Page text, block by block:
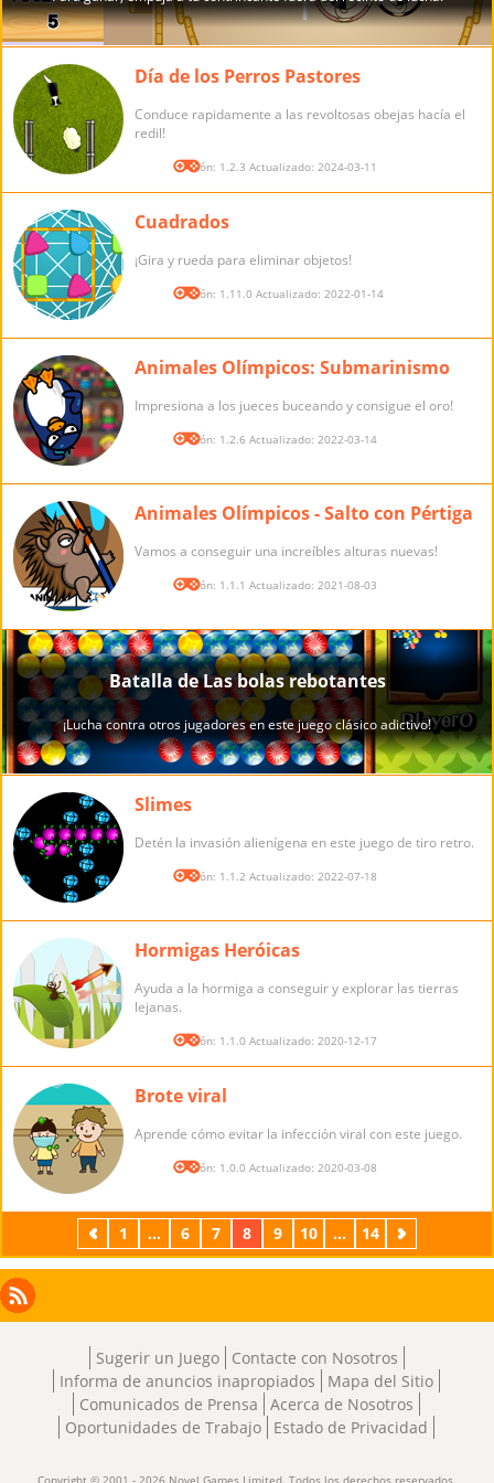
Día de los Perros Pastores
Conduce rapidamente a las revoltosas obejas hacía el
redil!
Versión: 1.2.3 Actualizado: 2024-03-11
Cuadrados
¡Gira y rueda para eliminar objetos!
Versión: 1.11.0 Actualizado: 2022-01-14
Animales Olímpicos: Submarinismo
Impresiona a los jueces buceando y consigue el oro!
Versión: 1.2.6 Actualizado: 2022-03-14
Animales Olímpicos - Salto con Pértiga
Vamos a conseguir una increíbles alturas nuevas!
Versión: 1.1.1 Actualizado: 2021-08-03
Slimes
Detén la invasión alienígena en este juego de tiro retro.
Versión: 1.1.2 Actualizado: 2022-07-18
Hormigas Heróicas
Ayuda a la hormiga a conseguir y explorar las tierras
lejanas.
Versión: 1.1.0 Actualizado: 2020-12-17
Brote viral
Aprende cómo evitar la infección viral con este juego.
Versión: 1.0.0 Actualizado: 2020-03-08
Previos
1 ... 6 7 8 9 10 ... 14 Próximos
Facebook
Instagram
X
LinkedIn
RSS
Sugerir un Juego
Contacte con Nosotros
Informa de anuncios inapropiados
Mapa del Sitio
Comunicados de Prensa
Acerca de Nosotros
Oportunidades de Trabajo
Estado de Privacidad
Copyright © 2001 - 2026 Novel Games Limited. Todos los derechos reservados.